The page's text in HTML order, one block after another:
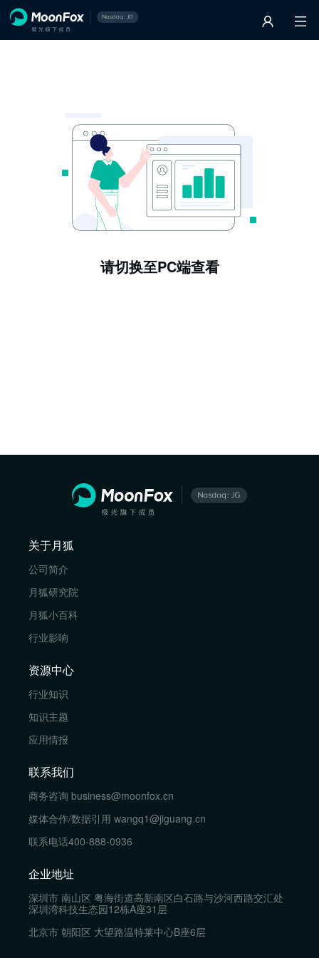
请切换至PC端查看
关于月狐
公司简介
月狐研究院
月狐小百科
行业影响
资源中心
行业知识
知识主题
应用情报
联系我们
商务咨询 business@moonfox.cn
媒体合作/数据引用 wangq1@jiguang.cn
联系电话400-888-0936
企业地址
深圳市 南山区 粤海街道高新南区白石路与沙河西路交汇处
深圳湾科技生态园12栋A座31层
北京市 朝阳区 大望路温特莱中心B座6层